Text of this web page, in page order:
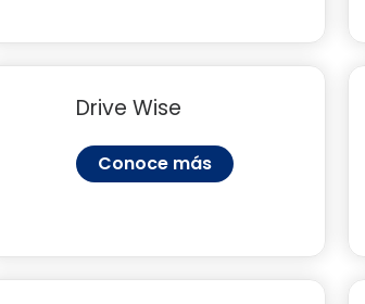
Drive Wise
Conoce más